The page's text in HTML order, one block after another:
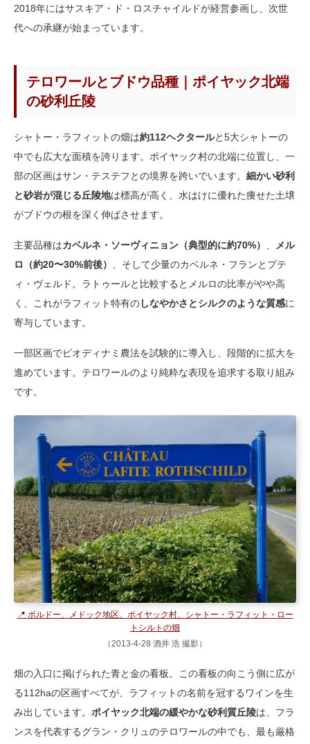
2018年にはサスキア・ド・ロスチャイルドが経営参画し、次世
代への承継が始まっています。
テロワールとブドウ品種｜ポイヤック北端
の砂利丘陵
シャトー・ラフィットの畑は約112ヘクタールと5大シャトーの
中でも広大な面積を誇ります。ポイヤック村の北端に位置し、一
部の区画はサン・テステフとの境界を跨いでいます。 細かい砂利
と砂岩が混じる丘陵地は標高が高く、水はけに優れた痩せた土壌
がブドウの根を深く伸ばさせます。
主要品種はカベルネ・ソーヴィニョン（典型的に約70%） 、 メル
ロ（約20〜30%前後） 、そして少量のカベルネ・フランとプテ
ィ・ヴェルド。ラトゥールと比較するとメルロの比率がやや高
く、これがラフィット特有のしなやかさとシルクのような質感に
寄与しています。
一部区画でビオディナミ農法を試験的に導入し、段階的に拡大を
進めています。テロワールのより純粋な表現を追求する取り組み
です。
📍 ボルドー、メドック地区、ポイヤック村、シャトー・ラフィット・ロー
トシルトの畑
（2013-4-28 酒井 浩 撮影）
畑の入口に掲げられた青と金の看板。この看板の向こう側に広が
る112haの区画すべてが、ラフィットの名前を冠するワインを生
み出しています。 ポイヤック北端の緩やかな砂利質丘陵は、フラ
ンスを代表するグラン・クリュのテロワールの中でも、最も厳格